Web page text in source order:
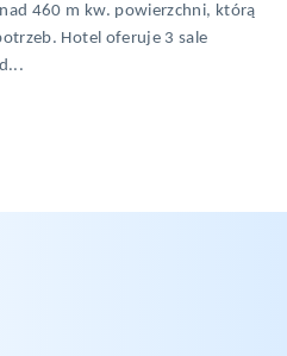
460 m kw. powierzchni, którą
Hotel oferuje 3 sale